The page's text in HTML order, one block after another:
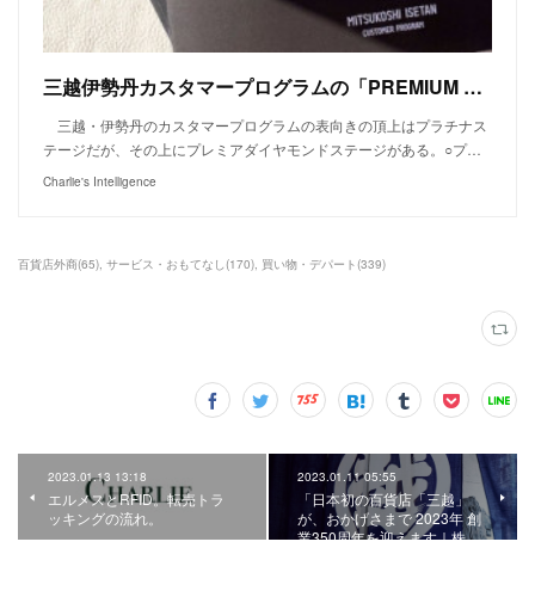
三越伊勢丹カスタマープログラムの「PREMIUM DIAMOND STAGE」
三越・伊勢丹のカスタマープログラムの表向きの頂上はプラチナス
テージだが、その上にプレミアダイヤモンドステージがある。○プ…
Charlie's Intelligence
百貨店外商(65) サービス・おもてなし(170) 買い物・デパート(339)
2023.01.13 13:18
エルメスとRFID。転売トラ
ッキングの流れ。
2023.01.11 05:55
「日本初の百貨店「三越」
が、おかげさまで 2023年 創
業350周年を迎えます｜株…